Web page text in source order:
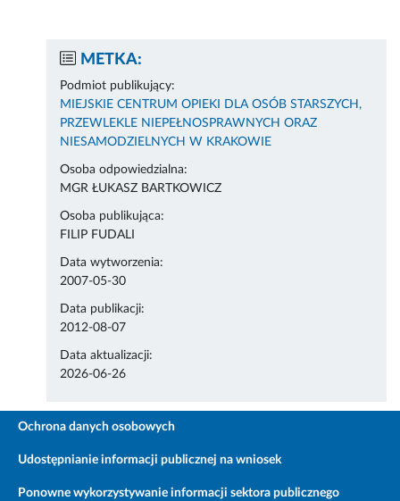
METKA:
Podmiot publikujący:
MIEJSKIE CENTRUM OPIEKI DLA OSÓB STARSZYCH,
PRZEWLEKLE NIEPEŁNOSPRAWNYCH ORAZ
NIESAMODZIELNYCH W KRAKOWIE
Osoba odpowiedzialna:
MGR ŁUKASZ BARTKOWICZ
Osoba publikująca:
FILIP FUDALI
Data wytworzenia:
2007-05-30
Data publikacji:
2012-08-07
Data aktualizacji:
2026-06-26
Ochrona danych osobowych
Udostępnianie informacji publicznej na wniosek
Ponowne wykorzystywanie informacji sektora publicznego